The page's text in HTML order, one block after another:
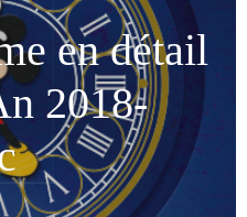
en détail
2018-